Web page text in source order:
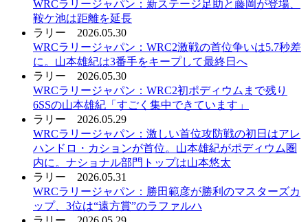
WRCラリージャパン：新ステージ足助と藤岡が登場、
鞍ケ池は距離を延長
ラリー
2026.05.30
WRCラリージャパン：WRC2激戦の首位争いは5.7秒差
に。山本雄紀は3番手をキープして最終日へ
ラリー
2026.05.30
WRCラリージャパン：WRC2初ポディウムまで残り
6SSの山本雄紀「すごく集中できています」
ラリー
2026.05.29
WRCラリージャパン：激しい首位攻防戦の初日はアレ
ハンドロ・カションが首位。山本雄紀がポディウム圏
内に。ナショナル部門トップは山本悠太
ラリー
2026.05.31
WRCラリージャパン：勝田範彦が勝利のマスターズカ
ップ、3位は“遠方賞”のラファルハ